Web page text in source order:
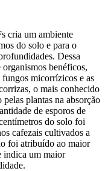
cria um ambiente
do solo e para o
Dessa
organismos benéficos,
micorrízicos e as
o mais conhecido
plantas na absorção
de esporos de
do solo foi
cafezais cultivados a
foi atribuído ao maior
indica um maior